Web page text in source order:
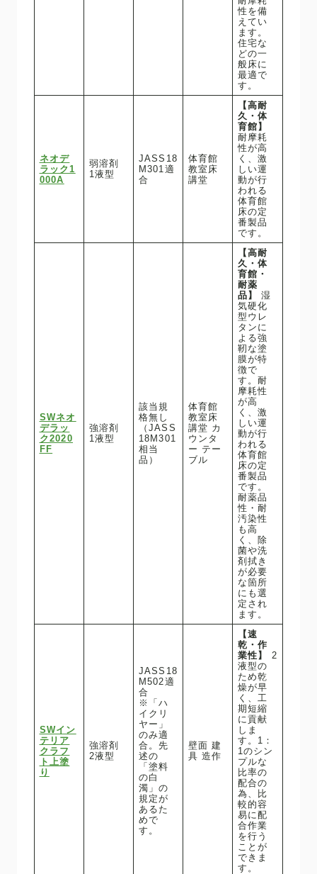
性を備
えてい
ます。
住宅な
どの一
般床に
最適で
す。
ネオデ
ラック1
000A
弱溶剤
1液型
JASS18
M301適
合
体育館
教室床
講堂
【高耐
久・体
育館】
耐摩耗
性が高
く、激
しい運
動が行
われる
体育館
床の定
番製品
です。
SWネオ
デラッ
ク2020
FF
強溶剤
1液型
該当規
格無し
（JASS
18M301
相当
品）
体育館
教室床
講堂 カ
ウンタ
ー テー
ブル
【高耐
久・体
育館・
耐薬
品】
湿
気硬化
型ウレ
タンに
よる強
靭な塗
膜が特
徴で
す。耐
摩耗性
が高
く、激
しい運
動が行
われる
体育館
床の定
番製品
です。
耐薬品
性・耐
汚染性
も高
く、除
菌や洗
剤拭き
が必要
な箇所
にも選
定され
ます。
SWイン
テリア
クラフ
ト上塗
り
強溶剤
2液型
JASS18
M502適
合
※「ハ
イクリ
ヤー」
のみ適
合。先
述の
「塗料
の白
濁」の
規定が
あるた
めで
す。
壁面 建
具 造作
【速
乾・作
業性】
2
液型の
ため乾
燥が早
く、工
期短縮
に貢献
しま
す。1：
1のシン
プルな
比率の
配合の
為、比
較的容
易に配
合作業
を行う
ことが
できま
す。